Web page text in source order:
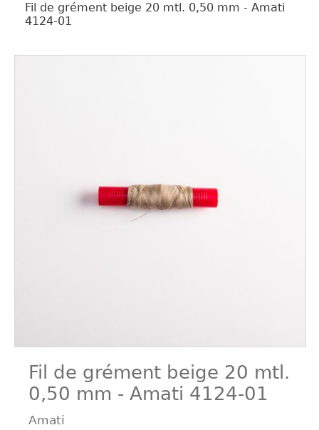
Fil de grément beige 20 mtl. 0,50 mm - Amati
4124-01
Fil de grément beige 20 mtl.
0,50 mm - Amati 4124-01
Amati